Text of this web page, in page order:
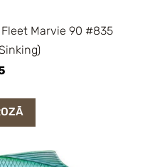
Marvie 90 #835